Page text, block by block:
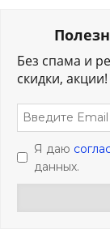
Без спама и
скидки, акции!
Я даю
данных.